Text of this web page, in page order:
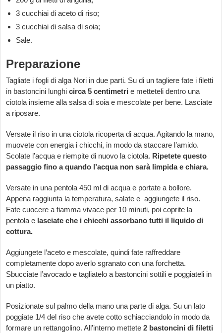
3 cucchiai di aceto di riso;
3 cucchiai di salsa di soia;
Sale.
Preparazione
Tagliate i fogli di alga Nori in due parti. Su di un tagliere fate i filetti
in bastoncini lunghi circa 5 centimetri e metteteli dentro una
ciotola insieme alla salsa di soia e mescolate per bene. Lasciate
a riposare.
Versate il riso in una ciotola ricoperta di acqua. Agitando la mano,
muovete con energia i chicchi, in modo da staccare l’amido.
Scolate l’acqua e riempite di nuovo la ciotola. Ripetete questo
passaggio fino a quando l’acqua non sarà limpida e chiara.
Versate in una pentola 450 ml di acqua e portate a bollore.
Appena raggiunta la temperatura, salate e aggiungete il riso.
Fate cuocere a fiamma vivace per 10 minuti, poi coprite la
pentola e lasciate che i chicchi assorbano tutti il liquido di
cottura.
Aggiungete l’aceto e mescolate, quindi fate raffreddare
completamente dopo averlo sgranato con una forchetta.
Sbucciate l’avocado e tagliatelo a bastoncini sottili e poggiateli in
un piatto.
Posizionate sul palmo della mano una parte di alga. Su un lato
poggiate 1/4 del riso che avete cotto schiacciandolo in modo da
formare un rettangolino. All’interno mettete 2 bastoncini di filetti